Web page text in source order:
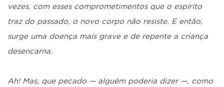
vezes, com esses comprometimentos que o espírito
traz do passado, o novo corpo não resiste. E então,
surge uma doença mais grave e de repente a criança
desencarna.
Ah! Mas, que pecado — alguém poderia dizer —, como